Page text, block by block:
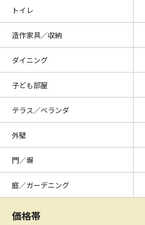
トイレ
造作家具／収納
ダイニング
子ども部屋
テラス／ベランダ
外壁
門／塀
庭／ガーデニング
価格帯